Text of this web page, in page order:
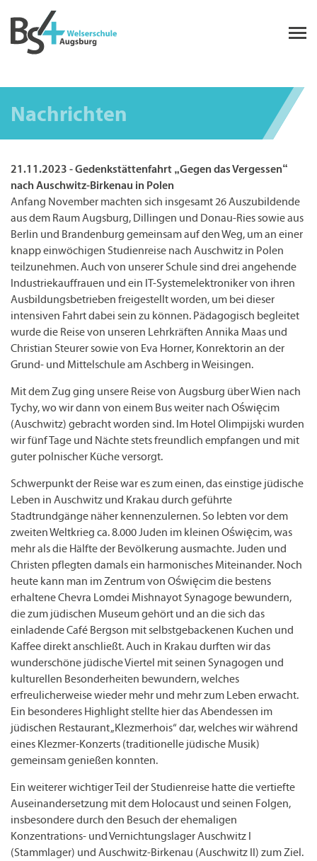
Nachrichten
21.11.2023 - Gedenkstättenfahrt „Gegen das Vergessen“
nach Auschwitz-Birkenau in Polen
Anfang November machten sich insgesamt 26 Auszubildende
aus dem Raum Augsburg, Dillingen und Donau-Ries sowie aus
Berlin und Brandenburg gemeinsam auf den Weg, um an einer
knapp einwöchigen Studienreise nach Auschwitz in Polen
teilzunehmen. Auch von unserer Schule sind drei angehende
Industriekauffrauen und ein IT-Systemelektroniker von ihren
Ausbildungsbetrieben freigestellt worden, um bei dieser
intensiven Fahrt dabei sein zu können. Pädagogisch begleitet
wurde die Reise von unseren Lehrkräften Annika Maas und
Christian Steurer sowie von Eva Horner, Konrektorin an der
Grund- und Mittelschule am Aschberg in Weisingen.
Mit dem Zug ging unsere Reise von Augsburg über Wien nach
Tychy, wo wir dann von einem Bus weiter nach Oświęcim
(Auschwitz) gebracht worden sind. Im Hotel Olimpijski wurden
wir fünf Tage und Nächte stets freundlich empfangen und mit
guter polnischer Küche versorgt.
Schwerpunkt der Reise war es zum einen, das einstige jüdische
Leben in Auschwitz und Krakau durch geführte
Stadtrundgänge näher kennenzulernen. So lebten vor dem
zweiten Weltkrieg ca. 8.000 Juden im kleinen Oświęcim, was
mehr als die Hälfte der Bevölkerung ausmachte. Juden und
Christen pflegten damals ein harmonisches Miteinander. Noch
heute kann man im Zentrum von Oświęcim die bestens
erhaltene Chevra Lomdei Mishnayot Synagoge bewundern,
die zum jüdischen Museum gehört und an die sich das
einladende Café Bergson mit selbstgebackenen Kuchen und
Kaffee direkt anschließt. Auch in Krakau durften wir das
wunderschöne jüdische Viertel mit seinen Synagogen und
kulturellen Besonderheiten bewundern, welches
erfreulicherweise wieder mehr und mehr zum Leben erwacht.
Ein besonderes Highlight stellte hier das Abendessen im
jüdischen Restaurant „Klezmerhois“ dar, welches wir während
eines Klezmer-Konzerts (traditionelle jüdische Musik)
gemeinsam genießen konnten.
Ein weiterer wichtiger Teil der Studienreise hatte die vertiefte
Auseinandersetzung mit dem Holocaust und seinen Folgen,
insbesondere durch den Besuch der ehemaligen
Konzentrations- und Vernichtungslager Auschwitz I
(Stammlager) und Auschwitz-Birkenau (Auschwitz II) zum Ziel.